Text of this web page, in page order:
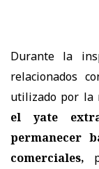
Durante la
relacionados
utilizado por la
el yate
permanecer
comerciales,